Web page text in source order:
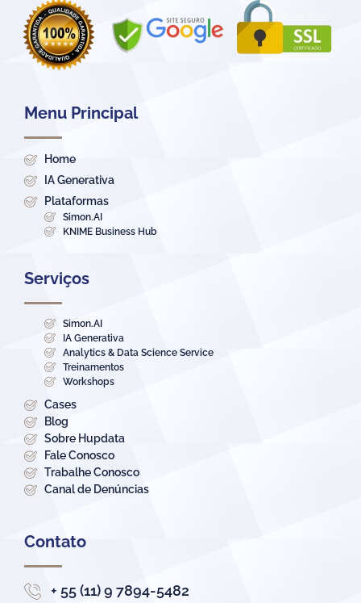
Menu Principal
Home
IA Generativa
Plataformas
Simon.AI
KNIME Business Hub
Serviços
Simon.AI
IA Generativa
Analytics & Data Science Service
Treinamentos
Workshops
Cases
Blog
Sobre Hupdata
Fale Conosco
Trabalhe Conosco
Canal de Denúncias
Contato
+ 55 (11) 9 7894-5482